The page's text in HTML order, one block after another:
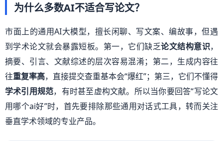
为什么多数AI不适合写论文？
市面上的通用AI大模型，擅长闲聊、写文案、编故事，但遇
到学术论文就会暴露短板。第一，它们缺乏论文结构意识，
摘要、引言、文献综述的层次容易混淆；第二，生成内容往
往重复率高，直接提交查重基本会“爆红”；第三，它们不懂得
学术引用规范，有时甚至虚构文献。所以当你要回答“写论文
用哪个ai好”时，首先要排除那些通用对话式工具，转而关注
垂直学术领域的专业产品。